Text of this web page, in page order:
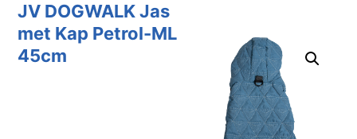
JV DOGWALK Jas
met Kap Petrol-ML
45cm